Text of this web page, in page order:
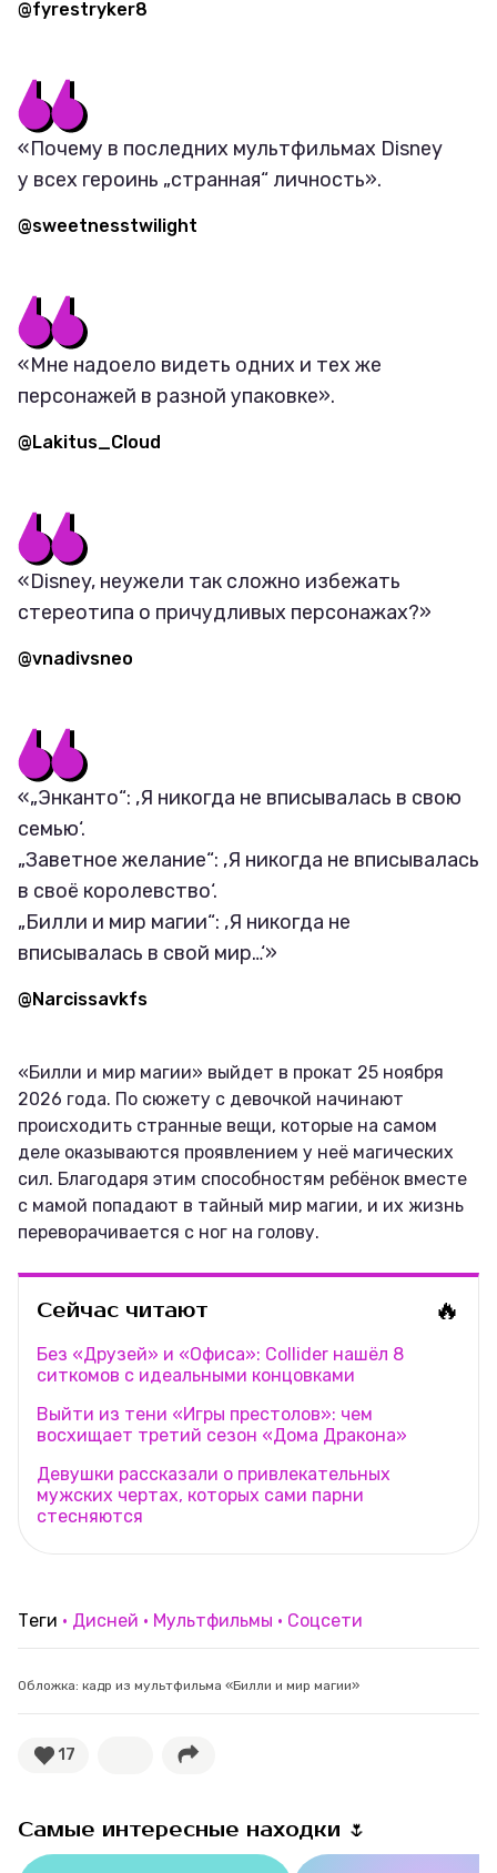
@fyrestryker8
«Почему в последних мультфильмах Disney
у всех героинь „странная“ личность».
@sweetnesstwilight
«Мне надоело видеть одних и тех же
персонажей в разной упаковке».
@Lakitus_Cloud
«Disney, неужели так сложно избежать
стереотипа о причудливых персонажах?»
@vnadivsneo
«„Энканто“: ‚Я никогда не вписывалась в свою
семью‘.
„Заветное желание“: ‚Я никогда не вписывалась
в своё королевство‘.
„Билли и мир магии“: ‚Я никогда не
вписывалась в свой мир…‘»
@Narcissavkfs
«Билли и мир магии» выйдет в прокат 25 ноября
2026 года. По сюжету с девочкой начинают
происходить странные вещи, которые на самом
деле оказываются проявлением у неё магических
сил. Благодаря этим способностям ребёнок вместе
с мамой попадают в тайный мир магии, и их жизнь
переворачивается с ног на голову.
Сейчас читают 🔥
Без «Друзей» и «Офиса»: Collider нашёл 8
ситкомов с идеальными концовками
Выйти из тени «Игры престолов»: чем
восхищает третий сезон «Дома Дракона»
Девушки рассказали о привлекательных
мужских чертах, которых сами парни
стесняются
Теги Дисней Мультфильмы Соцсети
Обложка: кадр из мультфильма «Билли и мир магии»
17
Самые интересные находки 🌷